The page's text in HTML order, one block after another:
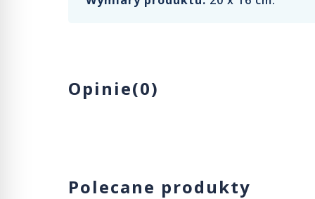
Opinie(0)
Polecane produkty